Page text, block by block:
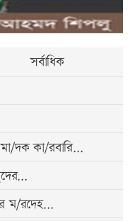
সর্বাধিক
দক কা/রবারি...
ম/রদেহ...